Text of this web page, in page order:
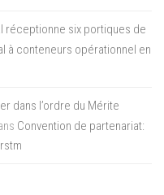
réceptionne six portiques de
à conteneurs opérationnel en
dans l’ordre du Mérite
Convention de partenariat: